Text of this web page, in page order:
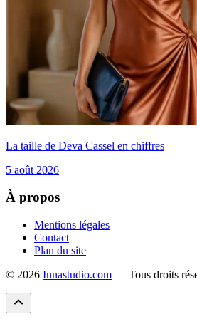
La taille de Deva Cassel en chiffres
5 août 2026
À propos
Mentions légales
Contact
Plan du site
© 2026 Innastudio.com — Tous droits